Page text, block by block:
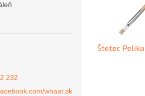
232
whaat.sk
Štetec